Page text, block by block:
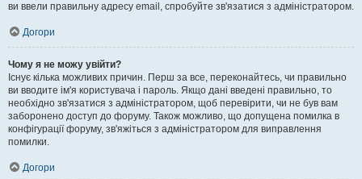
ви ввели правильну адресу email, спробуйте зв'язатися з адміністратором.
Догори
Чому я не можу увійти?
Існує кілька можливих причин. Перш за все, переконайтесь, чи правильно
ви вводите ім'я користувача і пароль. Якщо дані введені правильно, то
необхідно зв'язатися з адміністратором, щоб перевірити, чи не був вам
заборонено доступ до форуму. Також можливо, що допущена помилка в
конфігурації форуму, зв'яжіться з адміністратором для виправлення
помилки.
Догори